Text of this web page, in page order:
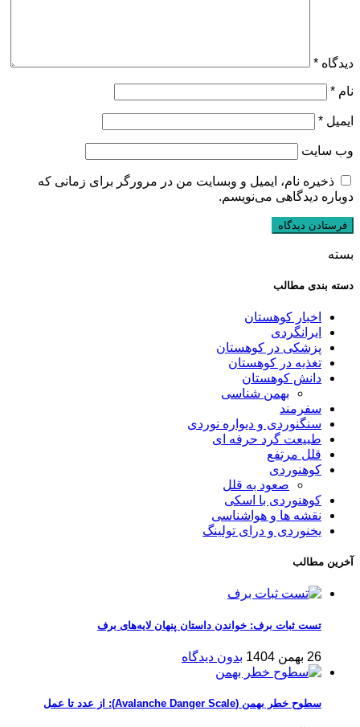
دیدگاه *
نام *
ایمیل *
وب‌ سایت
ذخیره نام، ایمیل و وبسایت من در مرورگر برای زمانی که
دوباره دیدگاهی می‌نویسم.
بسته
دسته بندی مطالب
اخبار کوهستان
ایرانگردی
پزشکی در کوهستان
تغذیه در کوهستان
دانش کوهستان
بهمن شناسی
سفرمند
سنگنوردی و دیواره نوردی
طبیعت گرد حرفه ای
قلل مرتفع
کوهنوردی
صعود به قلل
کوهنوردی با اسکی
نقشه ها و هواشناسی
یخنوردی و درای تولینگ
آخرین مطالب
تست ثبات برف: خواندن داستان پنهان لایه‌های برف
26 بهمن 1404 بدون دیدگاه
سطوح خطر بهمن (Avalanche Danger Scale): از عدد تا عمل